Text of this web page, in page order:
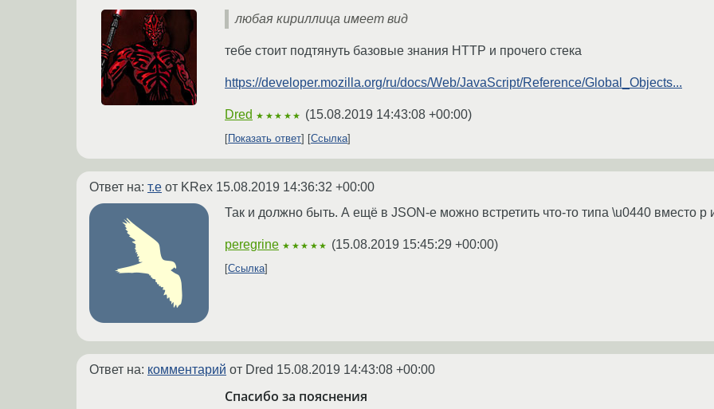
любая кириллица имеет вид
тебе стоит подтянуть базовые знания HTTP и прочего стека
https://developer.mozilla.org/ru/docs/Web/JavaScript/Reference/Global_Objects...
Dred ★★★★★ (15.08.2019 14:43:08 +00:00)
Показать ответ Ссылка
Ответ на: т.е от KRex 15.08.2019 14:36:32 +00:00
Так и должно быть. А ещё в JSON-е можно встретить что-то типа \u0440 вместо р
peregrine ★★★★★ (15.08.2019 15:45:29 +00:00)
Ссылка
Ответ на: комментарий от Dred 15.08.2019 14:43:08 +00:00
Спасибо за пояснения